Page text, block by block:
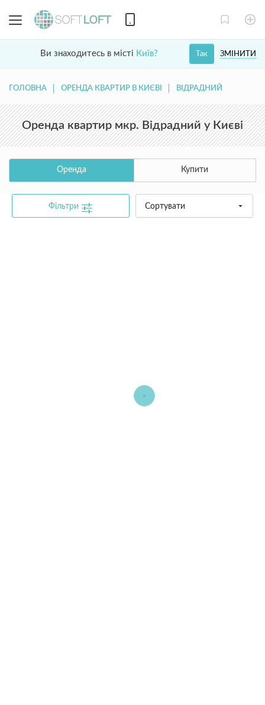
Ви знаходитесь в місті Київ? ЗМІНИТИ
Так
ГОЛОВНА ОРЕНДА КВАРТИР В КИЄВІ ВІДРАДНИЙ
Оренда квартир мкр. Відрадний у Києві
Оренда Купити
Фільтри Сортувати